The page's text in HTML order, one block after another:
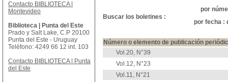
Buscar los boletines :
por
por fecha :
Número o elemento de publicación
Vol.20, N°39
Vol.12, N°23
Vol.11, N°21
Contacto BIBLIOTECA |
Montevideo
Biblioteca | Punta del Este
Prado y Salt Lake, C.P 20100
Punta del Este - Uruguay
Teléfono: 4249 66 12 int. 103
Contacto BIBLIOTECA | Punta
del Este